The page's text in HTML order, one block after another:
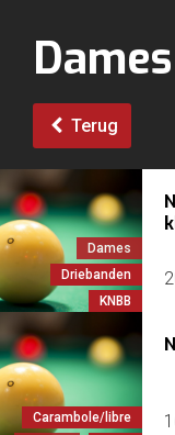
Dames
Terug
Dames
Driebanden
KNBB
Carambole/libre